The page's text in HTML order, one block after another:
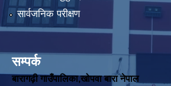
सार्वजनिक परीक्षण
सम्पर्क
बारागढ़ी गाउँपालिका,खोपवा बारा नेपाल